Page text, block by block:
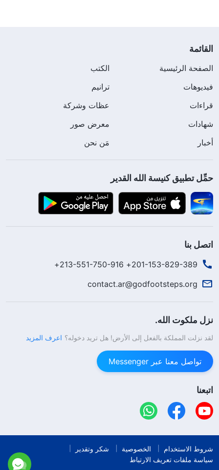
القائمة
الصفحة الرئيسية
الكتب
فيديوهات
ترانيم
قراءات
عظات وشركة
شهادات
معرض صور
أخبار
مَن نحن
حمِّل تطبيق كنيسة الله القدير
اتصل بنا
201-153-829-389+ 213-551-750-916+
contact.ar@godfootsteps.org
نزل ملكوت الله.
لقد نزلت المملكة بالفعل إلى الأرض! هل تريد دخوله؟ اعرف المزيد
تواصل معنا عبر Messenger
اتبعنا
شروط الاستخدام الخصوصية
شكر وتقدير
سياسة ملفات تعريف الارتباط